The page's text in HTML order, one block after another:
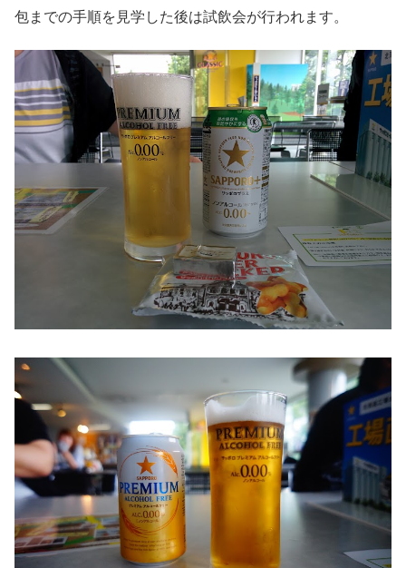
包までの手順を見学した後は試飲会が行われます。